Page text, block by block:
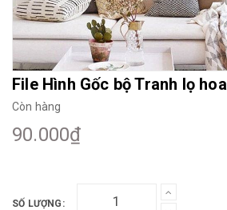
File Hình Gốc bộ Tranh lọ hoa
Còn hàng
90.000₫
SỐ LƯỢNG: